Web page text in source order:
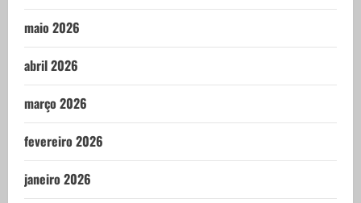
maio 2026
abril 2026
março 2026
fevereiro 2026
janeiro 2026